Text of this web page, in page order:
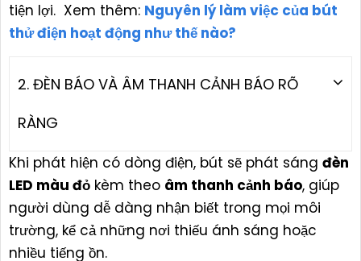
tiện lợi. Xem thêm: Nguyên lý làm việc của bút
thử điện hoạt động như thế nào?
2. ĐÈN BÁO VÀ ÂM THANH CẢNH BÁO RÕ
RÀNG
Khi phát hiện có dòng điện, bút sẽ phát sáng đèn
LED màu đỏ kèm theo âm thanh cảnh báo, giúp
người dùng dễ dàng nhận biết trong mọi môi
trường, kể cả những nơi thiếu ánh sáng hoặc
nhiều tiếng ồn.